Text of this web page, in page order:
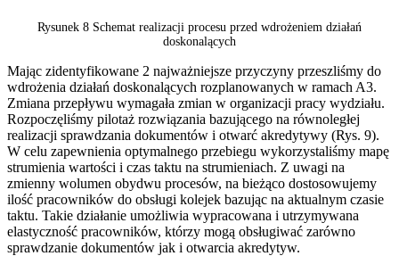
Rysunek 8 Schemat realizacji procesu przed wdrożeniem działań
doskonalących
Mając zidentyfikowane 2 najważniejsze przyczyny przeszliśmy do
wdrożenia działań doskonalących rozplanowanych w ramach A3.
Zmiana przepływu wymagała zmian w organizacji pracy wydziału.
Rozpoczęliśmy pilotaż rozwiązania bazującego na równoległej
realizacji sprawdzania dokumentów i otwarć akredytywy (Rys. 9).
W celu zapewnienia optymalnego przebiegu wykorzystaliśmy mapę
strumienia wartości i czas taktu na strumieniach. Z uwagi na
zmienny wolumen obydwu procesów, na bieżąco dostosowujemy
ilość pracowników do obsługi kolejek bazując na aktualnym czasie
taktu. Takie działanie umożliwia wypracowana i utrzymywana
elastyczność pracowników, którzy mogą obsługiwać zarówno
sprawdzanie dokumentów jak i otwarcia akredytyw.